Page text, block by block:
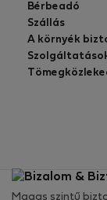
Bérbeadó
Szállás
A környék
Magas szintű